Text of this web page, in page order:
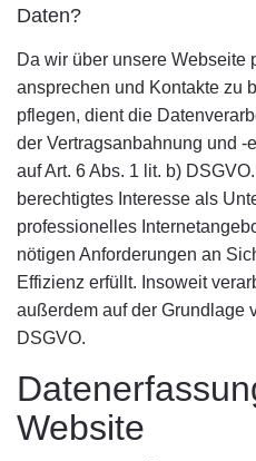
Daten?
Da wir über unsere Webseite
ansprechen und Kontakte zu
pflegen, dient die
der Vertragsanbahnung und -
auf Art. 6 Abs. 1 lit. b)
berechtigtes Interesse als
professionelles
nötigen Anforderungen an
Effizienz erfüllt. Insoweit
außerdem auf der Grundlage
DSGVO.
Website